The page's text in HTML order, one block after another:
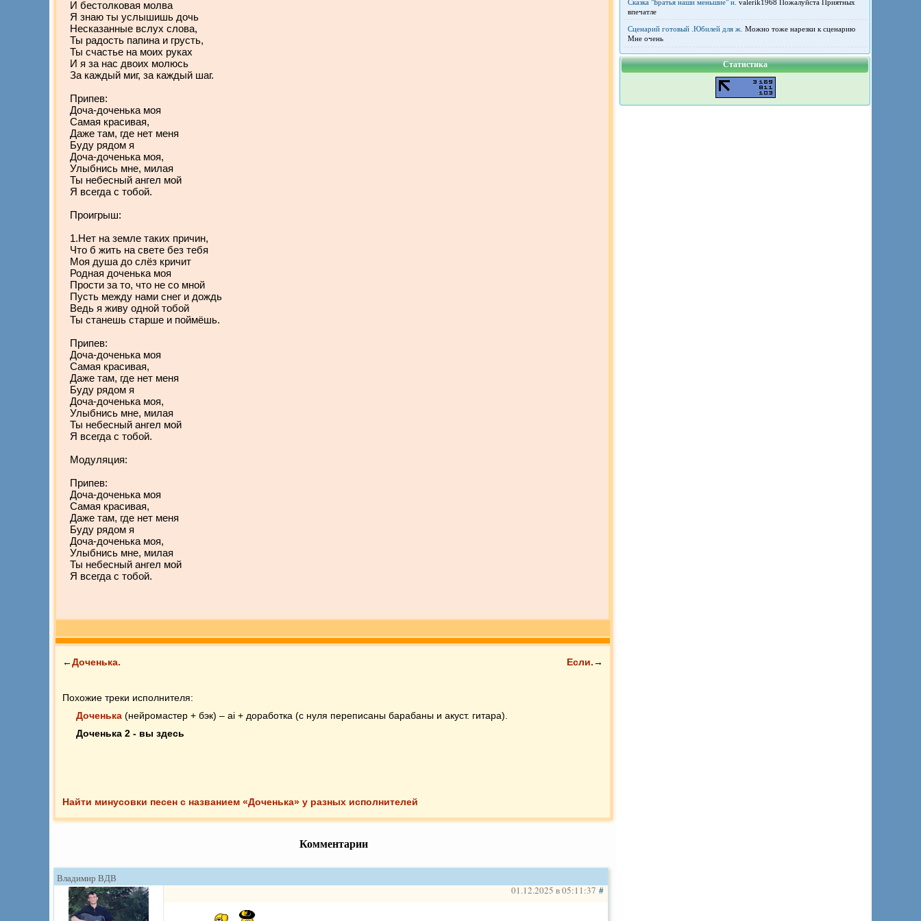
И бестолковая молва
Я знаю ты услышишь дочь
Несказанные вслух слова,
Ты радость папина и грусть,
Ты счастье на моих руках
И я за нас двоих молюсь
За каждый миг, за каждый шаг.
Припев:
Доча-доченька моя
Самая красивая,
Даже там, где нет меня
Буду рядом я
Доча-доченька моя,
Улыбнись мне, милая
Ты небесный ангел мой
Я всегда с тобой.
Проигрыш:
1.Нет на земле таких причин,
Что б жить на свете без тебя
Моя душа до слёз кричит
Родная доченька моя
Прости за то, что не со мной
Пусть между нами снег и дождь
Ведь я живу одной тобой
Ты станешь старше и поймёшь.
Припев:
Доча-доченька моя
Самая красивая,
Даже там, где нет меня
Буду рядом я
Доча-доченька моя,
Улыбнись мне, милая
Ты небесный ангел мой
Я всегда с тобой.
Модуляция:
Припев:
Доча-доченька моя
Самая красивая,
Даже там, где нет меня
Буду рядом я
Доча-доченька моя,
Улыбнись мне, милая
Ты небесный ангел мой
Я всегда с тобой.
←Доченька. Если.→
Похожие треки исполнителя:
Доченька (нейромастер + бэк) – ai + доработка (с нуля переписаны барабаны и акуст. гитара).
Доченька 2 - вы здесь
Найти минусовки песен с названием «Доченька» у разных исполнителей
Комментарии
Владимир ВДВ
01.12.2025 в 05:11:37 #
Сказка "Братья наши меньшие" н. valerik1968 Пожалуйста Приятных
впечатле
Сценарий готовый .Юбилей для ж. Можно тоже нарезки к сценарию
Мне очень
Статистика